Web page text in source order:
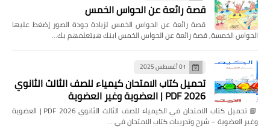
قصة رائعة عن الحواس الخمس
قصة رائعة عن الحواس الخمس لزيادة جودة الصور إضغط عليها
الحواس الخمسة, قصة رائعة عن الحواس الخمس ابنك هيتعلمهم بك…
01 أغسطس 2025
تحميل كتاب الامتحان كيمياء للصف الثالث الثانوي
2026 PDF | العضوية وغير العضوية
📘 تحميل كتاب الامتحان في الكيمياء للصف الثالث الثانوي 2026 PDF | العضوية
وغير العضوية – شرح وتدريبات كتاب الامتحان في …